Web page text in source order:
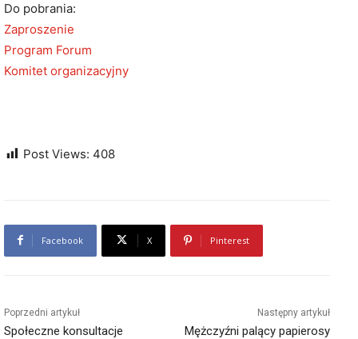
Do pobrania:
Zaproszenie
Program Forum
Komitet organizacyjny
Post Views: 408
Facebook X Pinterest
Poprzedni artykuł
Społeczne konsultacje
Następny artykuł
Mężczyźni palący papierosy